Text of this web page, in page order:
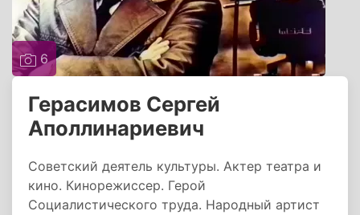
6
Герасимов Сергей
Аполлинариевич
Советский деятель культуры. Актер театра и
кино. Кинорежиссер. Герой
Социалистического труда. Народный артист